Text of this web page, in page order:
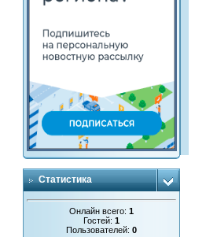
Статистика
Онлайн всего:1
Гостей:1
Пользователей:0